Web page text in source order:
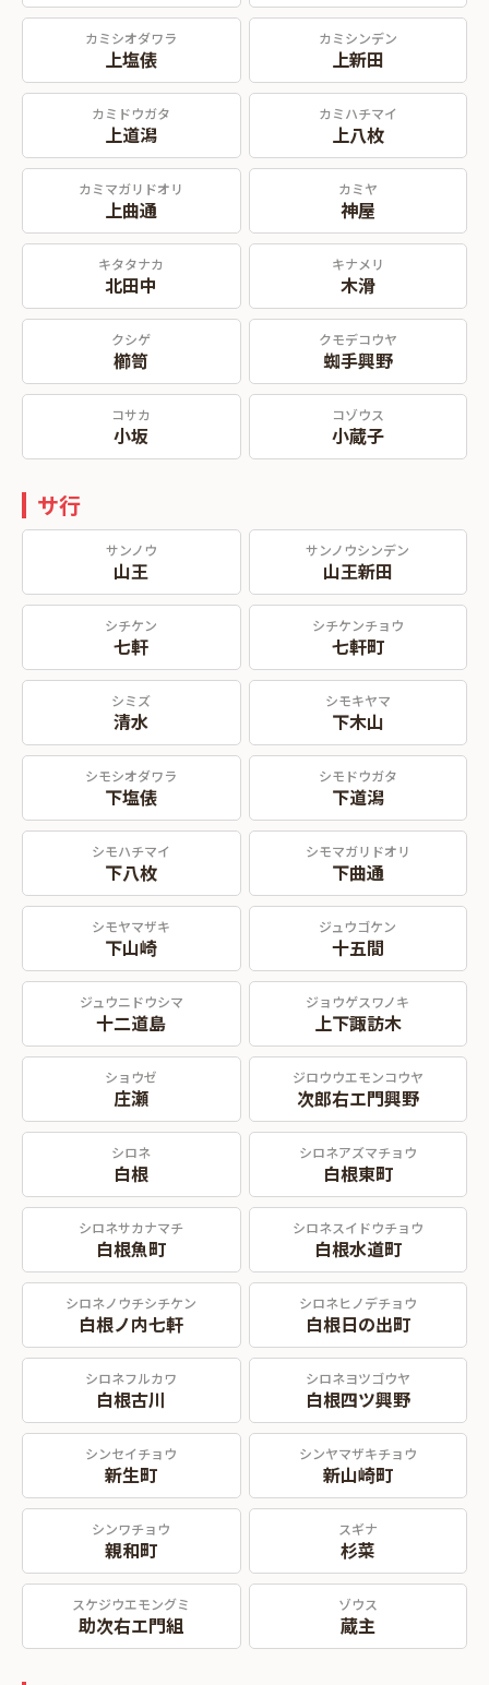
カミシオダワラ
上塩俵
カミシンデン
上新田
カミドウガタ
上道潟
カミハチマイ
上八枚
カミマガリドオリ
上曲通
カミヤ
神屋
キタタナカ
北田中
キナメリ
木滑
クシゲ
櫛笥
クモデコウヤ
蜘手興野
コサカ
小坂
コゾウス
小蔵子
サ行
サンノウ
山王
サンノウシンデン
山王新田
シチケン
七軒
シチケンチョウ
七軒町
シミズ
清水
シモキヤマ
下木山
シモシオダワラ
下塩俵
シモドウガタ
下道潟
シモハチマイ
下八枚
シモマガリドオリ
下曲通
シモヤマザキ
下山崎
ジュウゴケン
十五間
ジュウニドウシマ
十二道島
ジョウゲスワノキ
上下諏訪木
ショウゼ
庄瀬
ジロウウエモンコウヤ
次郎右エ門興野
シロネ
白根
シロネアズマチョウ
白根東町
シロネサカナマチ
白根魚町
シロネスイドウチョウ
白根水道町
シロネノウチシチケン
白根ノ内七軒
シロネヒノデチョウ
白根日の出町
シロネフルカワ
白根古川
シロネヨツゴウヤ
白根四ツ興野
シンセイチョウ
新生町
シンヤマザキチョウ
新山崎町
シンワチョウ
親和町
スギナ
杉菜
スケジウエモングミ
助次右エ門組
ゾウス
蔵主